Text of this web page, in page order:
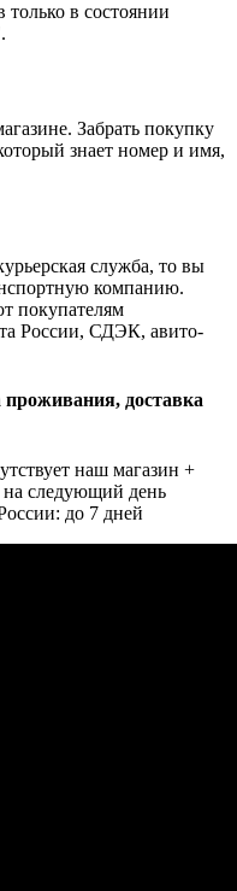
только в состоянии
Забрать покупку
знает номер и имя,
служба, то вы
компанию.
покупателям
России, СДЭК, авито-
проживания, доставка
наш магазин +
на следующий день
до 7 дней